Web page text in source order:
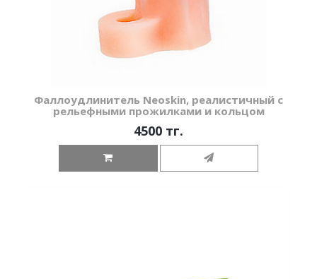
Фаллоудлинитель Neoskin, реалистичный с
рельефными прожилками и кольцом
4500 тг.